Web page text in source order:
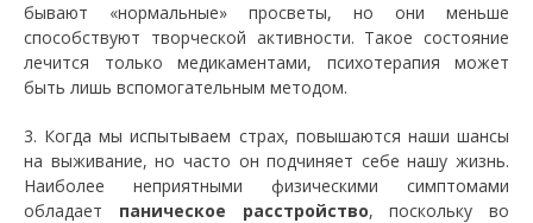
бывают «нормальные» просветы, но они меньше
способствуют творческой активности. Такое состояние
лечится только медикаментами, психотерапия может
быть лишь вспомогательным методом.
3. Когда мы испытываем страх, повышаются наши шансы
на выживание, но часто он подчиняет себе нашу жизнь.
Наиболее неприятными физическими симптомами
обладает паническое расстройство, поскольку во